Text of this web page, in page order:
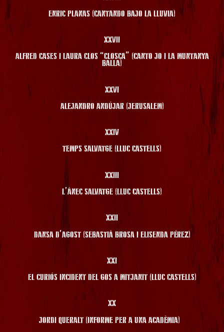
ENRIC PLANAS (CANTANDO BAJO LA LLUVIA)
XXVII
ALFRED CASES I LAURA CLOS “CLOSCA” (CANTO JO I LA MUNTANYA
BALLA)
XXVI
ALEJANDRO ANDÚJAR (JERUSALEM)
XXIV
TEMPS SALVATGE (LLUC CASTELLS)
XXIII
L’ÀNEC SALVATGE (LLUC CASTELLS)
XXII
DANSA D’AGOST (SEBASTIÀ BROSA I ELISENDA PÉREZ)
XXI
EL CURIÓS INCIDENT DEL GOS A MITJANIT (LLUC CASTELLS)
XX
JORDI QUERALT (INFORME PER A UNA ACADÈMIA)